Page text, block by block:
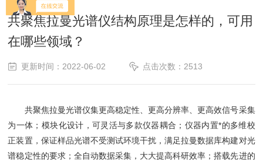
共聚焦拉曼光谱仪结构原理是怎样的，可用
在哪些领域？
更新时间：2022-06-02 点击次数：2513
共聚焦拉曼光谱仪集更高稳定性、更高分辨率、更高效信号采集
为一体；模块化设计，可灵活与多款仪器耦合；仪器内置*的多维校
正装置，保证样品光谱不受测试环境干扰，满足拉曼数据库构建对光
谱稳定性的要求；全自动数据采集，大大提高科研效率；搭载先进的